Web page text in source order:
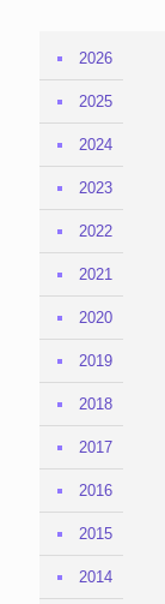
2026
2025
2024
2023
2022
2021
2020
2019
2018
2017
2016
2015
2014